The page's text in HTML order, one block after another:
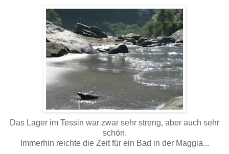
Das Lager im Tessin war zwar sehr streng, aber auch sehr
schön.
Immerhin reichte die Zeit für ein Bad in der Maggia...